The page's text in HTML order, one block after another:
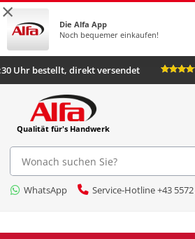
×
Die Alfa App
Noch bequemer einkaufen!
Uhr bestellt, direkt versendet
Qualität für's Handwerk
WhatsApp Service-Hotline +43